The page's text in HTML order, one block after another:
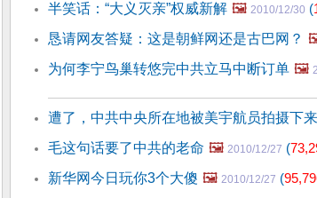
半笑话：“大义灭亲”权威新解 🖼️ 2010/12/30 (
恳请网友答疑：这是朝鲜网还是古巴网？
为何李宁鸟巢转悠完中共立马中断订单 🖼️
遭了，中共中央所在地被美宇航员拍摄下
毛这句话要了中共的老命 🖼️ 2010/12/27 (
新华网今日玩你3个大傻 🖼️ 2010/12/27 (